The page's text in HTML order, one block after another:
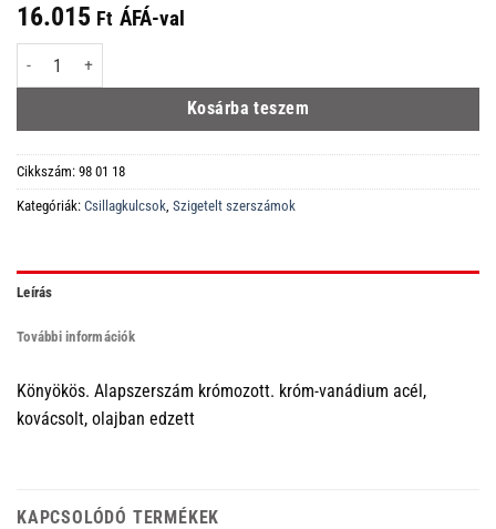
16.015 Ft ÁFÁ-val
98 01 18 Csillagkulcsok 225 mm mennyiség
Kosárba teszem
Cikkszám: 98 01 18
Kategóriák: Csillagkulcsok Szigetelt szerszámok
Leírás
További információk
Könyökös. Alapszerszám krómozott. króm-vanádium acél,
kovácsolt, olajban edzett
KAPCSOLÓDÓ TERMÉKEK